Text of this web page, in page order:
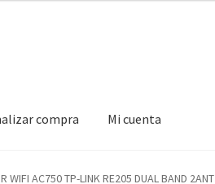
compra Mi cuenta
Mi cuenta
WIFI AC750 TP-LINK RE205 DUAL BAND 2ANT